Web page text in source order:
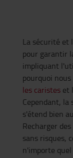
La sécurité et
pour garantir
impliquant
pourquoi
les caristes et
Cependant,
s'étend bien
Recharger
sans risques,
n'importe